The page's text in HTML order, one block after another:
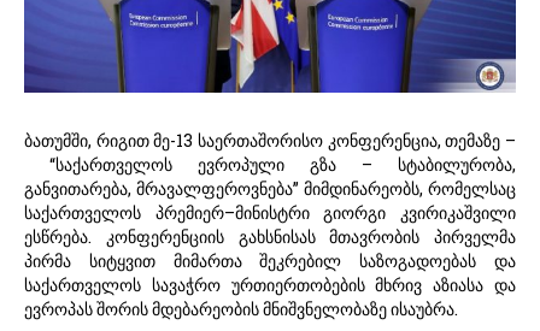
6
ბათუმში, რიგით მე-13 საერთაშორისო კონფერენცია, თემაზე –
“საქართველოს ევროპული გზა – სტაბილურობა,
განვითარება, მრავალფეროვნება” მიმდინარეობს, რომელსაც
საქართველოს პრემიერ–მინისტრი გიორგი კვირიკაშვილი
ესწრება. კონფერენციის გახსნისას მთავრობის პირველმა
პირმა სიტყვით მიმართა შეკრებილ საზოგადოებას და
საქართველოს სავაჭრო ურთიერთობების მხრივ აზიასა და
ევროპას შორის მდებარეობის მნიშვნელობაზე ისაუბრა.